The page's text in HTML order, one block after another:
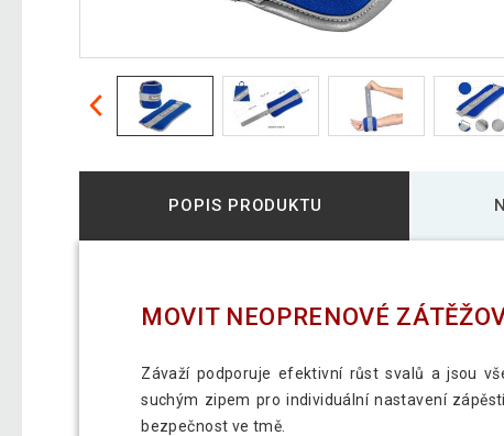
POPIS PRODUKTU
MOVIT NEOPRENOVÉ
Závaží podporuje efektivní růst svalů a jsou
suchým zipem pro individuální nastavení
bezpečnost ve tmě.